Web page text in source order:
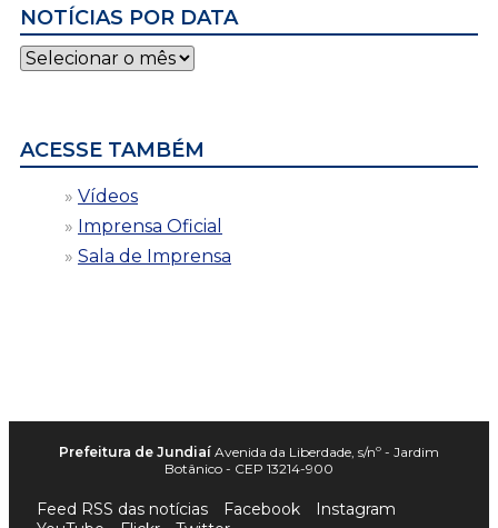
NOTÍCIAS POR DATA
Notícias
por
ACESSE TAMBÉM
Vídeos
Imprensa Oficial
Sala de Imprensa
Prefeitura de Jundiaí Avenida da Liberdade, s/nº - Jardim
Botânico - CEP 13214-900
Feed RSS das notícias Facebook
Instagram